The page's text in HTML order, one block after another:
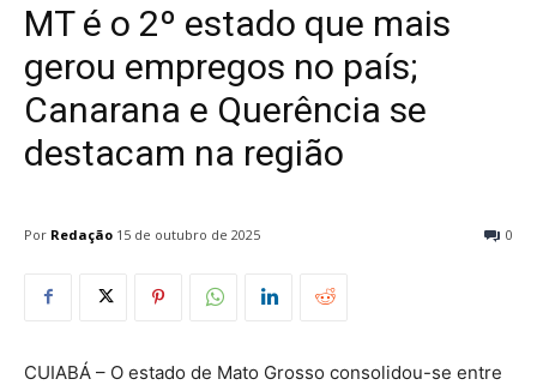
MT é o 2º estado que mais
gerou empregos no país;
Canarana e Querência se
destacam na região
Por Redação 0
15 de outubro de 2025
CUIABÁ – O estado de Mato Grosso consolidou-se entre